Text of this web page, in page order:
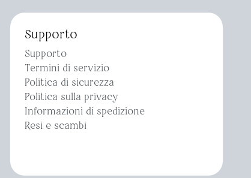
Supporto
Supporto
Termini di servizio
Politica di sicurezza
Politica sulla privacy
Informazioni di spedizione
Resi e scambi